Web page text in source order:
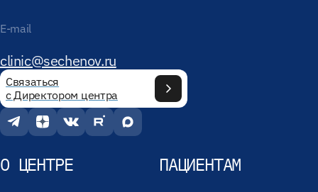
E-mail
clinic@sechenov.ru
Связаться
с Директором центра
О ЦЕНТРЕ ПАЦИЕНТАМ